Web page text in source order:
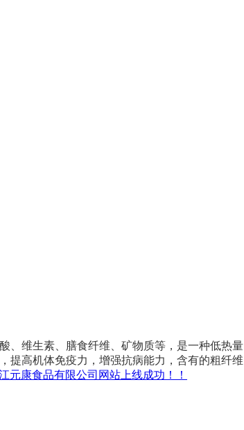
维生素、膳食纤维、矿物质等，是一种低热
高机体免疫力，增强抗病能力，含有的粗纤
元康食品有限公司网站上线成功！！